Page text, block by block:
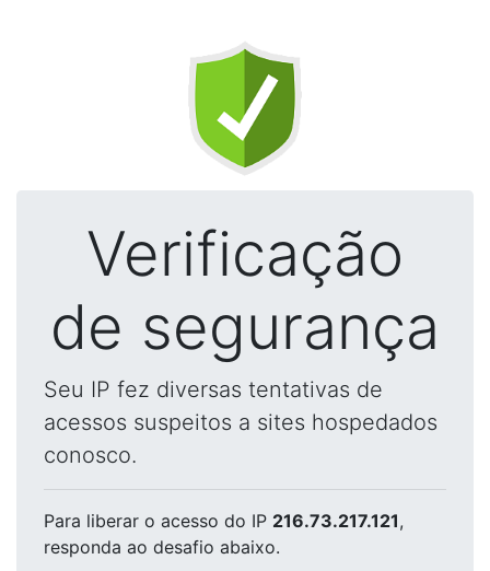
Verificação
de segurança
Seu IP fez diversas tentativas de
acessos suspeitos a sites hospedados
conosco.
Para liberar o acesso do IP 216.73.217.121,
responda ao desafio abaixo.